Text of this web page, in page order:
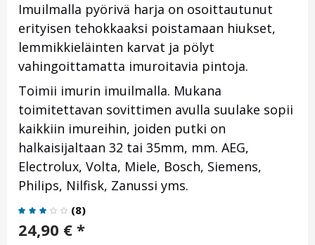
Imuilmalla pyörivä harja on osoittautunut
erityisen tehokkaaksi poistamaan hiukset,
lemmikkieläinten karvat ja pölyt
vahingoittamatta imuroitavia pintoja.
Toimii imurin imuilmalla. Mukana
toimitettavan sovittimen avulla suulake sopii
kaikkiin imureihin, joiden putki on
halkaisijaltaan 32 tai 35mm, mm. AEG,
Electrolux, Volta, Miele, Bosch, Siemens,
Philips, Nilfisk, Zanussi yms.
(8)
24,90 € *